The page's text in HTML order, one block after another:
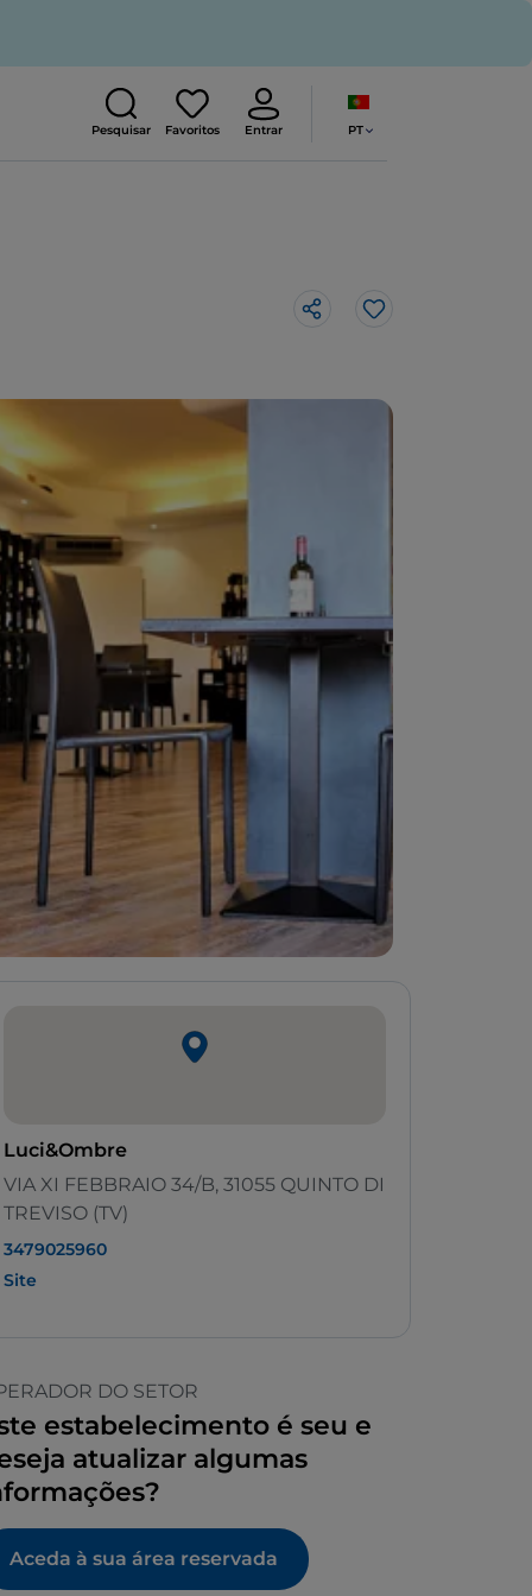
Pesquisar Favoritos Entrar PT
Gosto
Luci&Ombre
VIA XI FEBBRAIO 34/B, 31055 QUINTO DI
TREVISO (TV)
3479025960
Site
DO SETOR
estabelecimento é seu e
atualizar algumas
Aceda à sua área reservada